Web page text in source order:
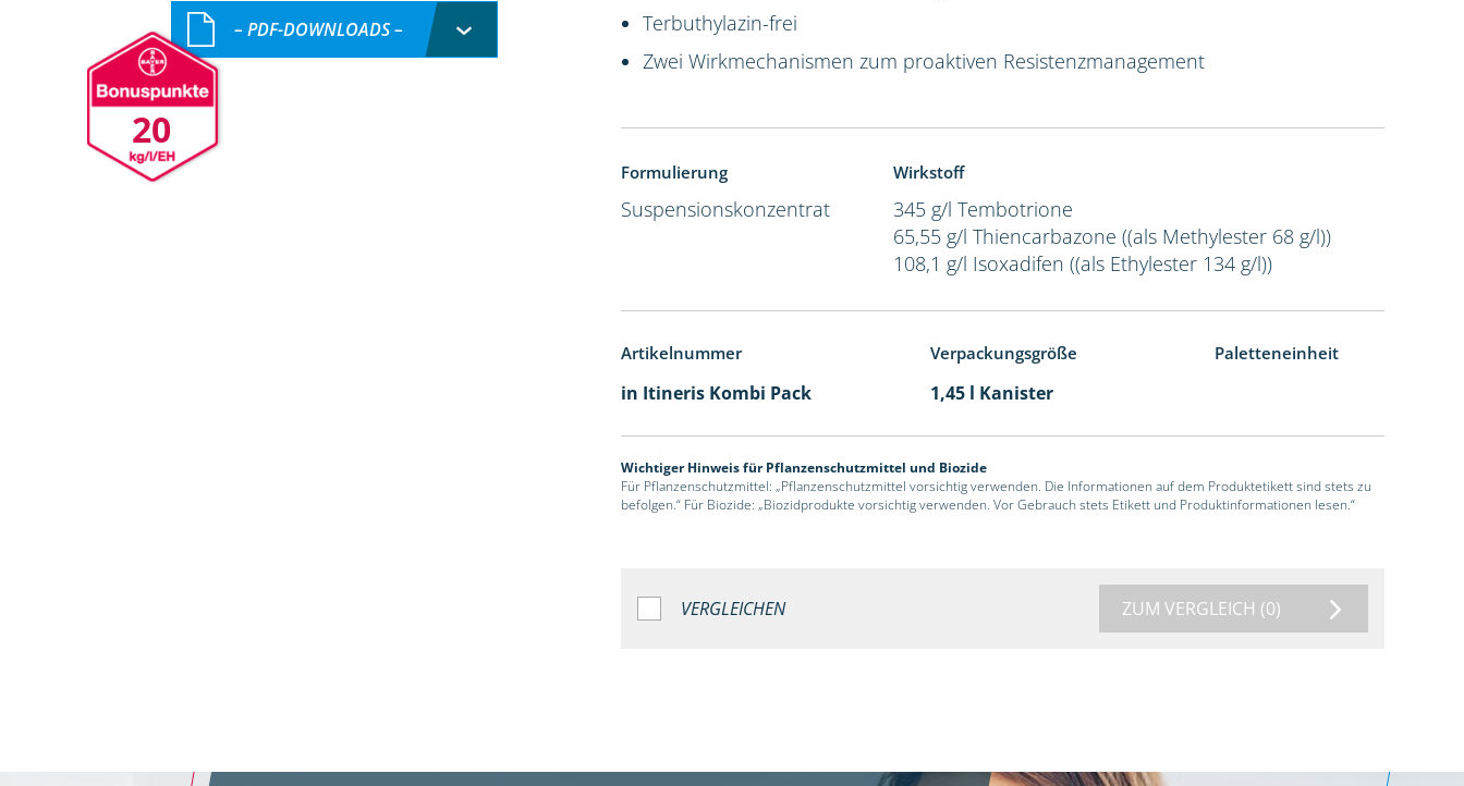
20
– PDF-DOWNLOADS –
Terbuthylazin-frei
Zwei Wirkmechanismen zum proaktiven Resistenzmanagement
Formulierung
Suspensionskonzentrat
Wirkstoff
345 g/l Tembotrione
65,55 g/l Thiencarbazone ((als Methylester 68 g/l))
108,1 g/l Isoxadifen ((als Ethylester 134 g/l))
Artikelnummer Verpackungsgröße Paletteneinheit
in Itineris Kombi Pack 1,45 l Kanister
Wichtiger Hinweis für Pflanzenschutzmittel und Biozide
Für Pflanzenschutzmittel: „Pflanzenschutzmittel vorsichtig verwenden. Die Informationen auf dem Produktetikett sind stets zu
befolgen.“ Für Biozide: „Biozidprodukte vorsichtig verwenden. Vor Gebrauch stets Etikett und Produktinformationen lesen.“
VERGLEICHEN ZUM VERGLEICH (0)